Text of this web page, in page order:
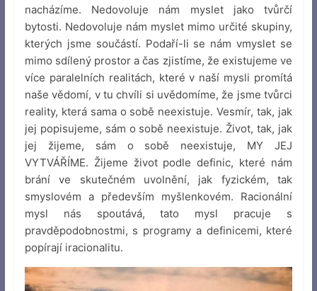
nacházíme. Nedovoluje nám myslet jako tvůrčí
bytosti. Nedovoluje nám myslet mimo určité skupiny,
kterých jsme součástí. Podaří-li se nám vmyslet se
mimo sdílený prostor a čas zjistíme, že existujeme ve
více paralelních realitách, které v naší mysli promítá
naše vědomí, v tu chvíli si uvědomíme, že jsme tvůrci
reality, která sama o sobě neexistuje. Vesmír, tak, jak
jej popisujeme, sám o sobě neexistuje. Život, tak, jak
jej žijeme, sám o sobě neexistuje, MY JEJ
VYTVÁŘÍME. Žijeme život podle definic, které nám
brání ve skutečném uvolnění, jak fyzickém, tak
smyslovém a především myšlenkovém. Racionální
mysl nás spoutává, tato mysl pracuje s
pravděpodobnostmi, s programy a definicemi, které
popírají iracionalitu.